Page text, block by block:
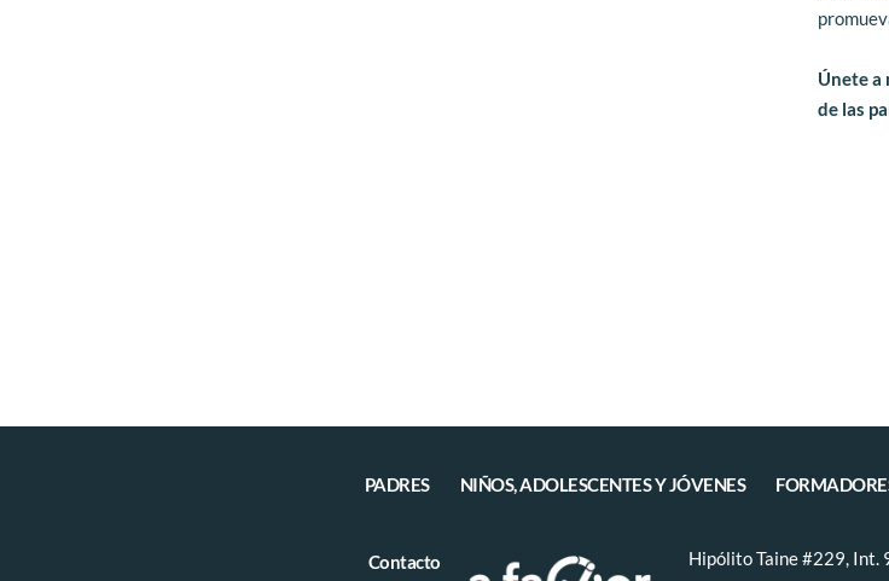
Únete a
de las
PADRES NIÑOS, ADOLESCENTES Y JÓVENES
Contacto
Hipólito Taine #229, Int.